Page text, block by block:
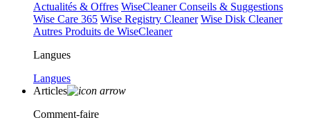
Actualités & Offres WiseCleaner Conseils & Suggestions
Wise Care 365 Wise Registry Cleaner Wise Disk Cleaner
Autres Produits de WiseCleaner
Langues
Langues
Articles
Comment-faire